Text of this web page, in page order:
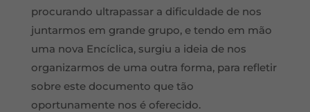
procurando ultrapassar a dificuldade de nos
juntarmos em grande grupo, e tendo em mão
uma nova Encíclica, surgiu a ideia de nos
organizarmos de uma outra forma, para refletir
sobre este documento que tão
oportunamente nos é oferecido.